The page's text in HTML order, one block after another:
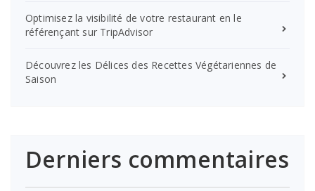
Optimisez la visibilité de votre restaurant en le
référençant sur TripAdvisor
Découvrez les Délices des Recettes Végétariennes de
Saison
Derniers commentaires